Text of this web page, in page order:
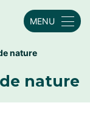
MENU
nature
nature